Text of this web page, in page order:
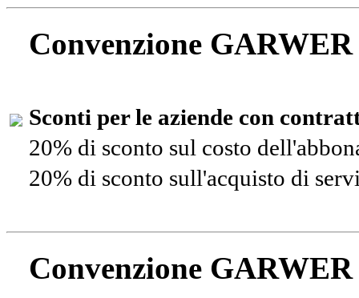
Convenzione
Sconti per le aziende con
20% di sconto sul costo
20% di sconto sull'acquisto di
Convenzione